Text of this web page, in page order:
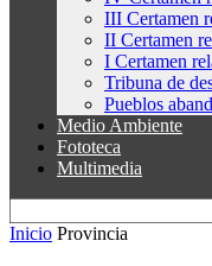
III Certamen
II Certamen
I Certamen
Tribuna de
Pueblos
Medio Ambiente
Fototeca
Multimedia
Inicio Provincia